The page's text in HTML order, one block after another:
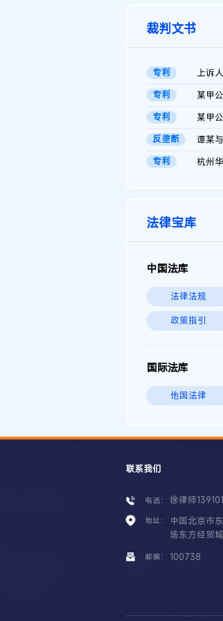
裁判文书
专利
专利
专利
反垄断
专利
法律宝库
中国法库
法律法规
政策指引
国际法库
他国法律
联系我们
电话： 徐律师
地址：
中国北京市
场东方经贸
邮编： 100738